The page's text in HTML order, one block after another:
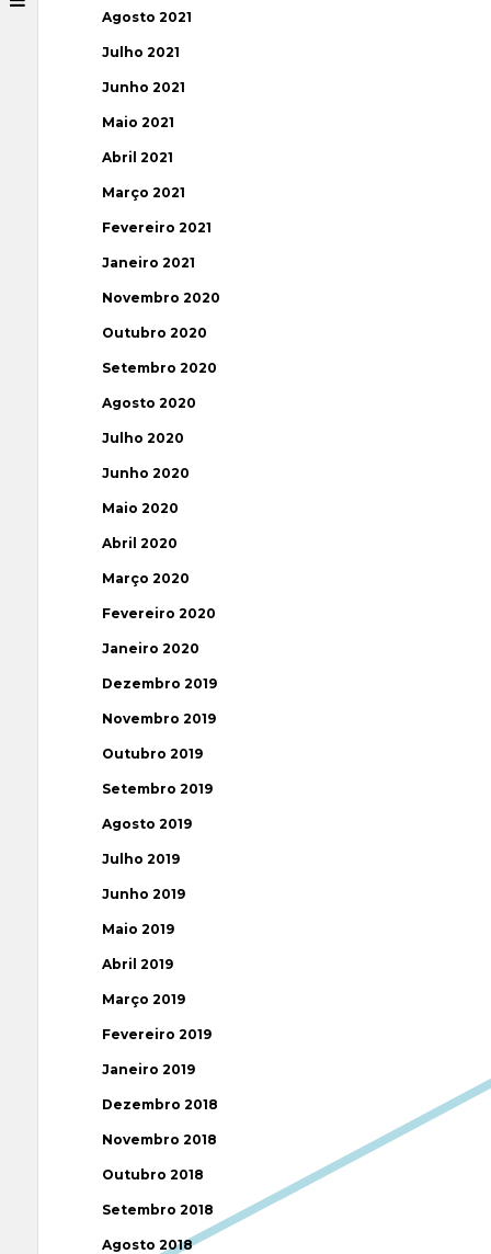
Agosto 2021
Julho 2021
Junho 2021
Maio 2021
Abril 2021
Março 2021
Fevereiro 2021
Janeiro 2021
Novembro 2020
Outubro 2020
Setembro 2020
Agosto 2020
Julho 2020
Junho 2020
Maio 2020
Abril 2020
Março 2020
Fevereiro 2020
Janeiro 2020
Dezembro 2019
Novembro 2019
Outubro 2019
Setembro 2019
Agosto 2019
Julho 2019
Junho 2019
Maio 2019
Abril 2019
Março 2019
Fevereiro 2019
Janeiro 2019
Dezembro 2018
Novembro 2018
Outubro 2018
Setembro 2018
Agosto 2018